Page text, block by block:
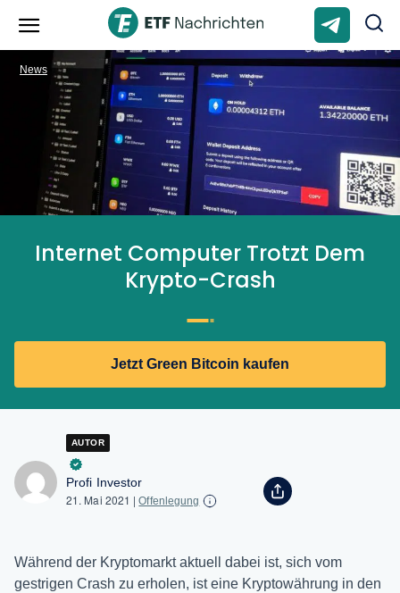
Internet Computer Trotzt Dem
Krypto-Crash
Jetzt Green Bitcoin kaufen
News
AUTOR
Profi Investor
21. Mai 2021 |Offenlegung
Während der Kryptomarkt aktuell dabei ist, sich vom
gestrigen Crash zu erholen, ist eine Kryptowährung in den